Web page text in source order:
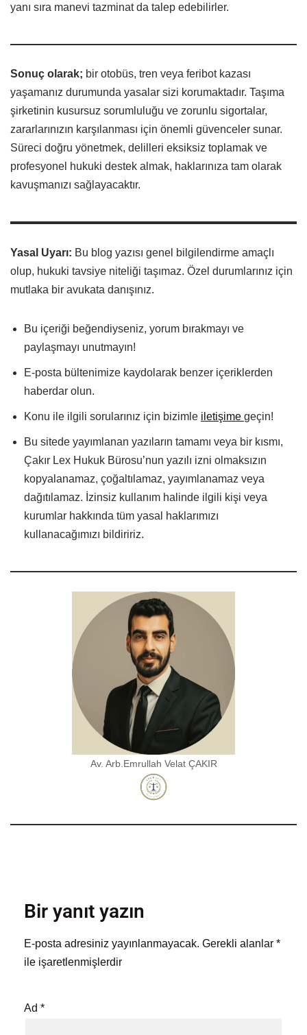
yanı sıra manevi tazminat da talep edebilirler.
Sonuç olarak; bir otobüs, tren veya feribot kazası
yaşamanız durumunda yasalar sizi korumaktadır. Taşıma
şirketinin kusursuz sorumluluğu ve zorunlu sigortalar,
zararlarınızın karşılanması için önemli güvenceler sunar.
Süreci doğru yönetmek, delilleri eksiksiz toplamak ve
profesyonel hukuki destek almak, haklarınıza tam olarak
kavuşmanızı sağlayacaktır.
Yasal Uyarı: Bu blog yazısı genel bilgilendirme amaçlı
olup, hukuki tavsiye niteliği taşımaz. Özel durumlarınız için
mutlaka bir avukata danışınız.
Bu içeriği beğendiyseniz, yorum bırakmayı ve
paylaşmayı unutmayın!
E-posta bültenimize kaydolarak benzer içeriklerden
haberdar olun.
Konu ile ilgili sorularınız için bizimle iletişime geçin!
Bu sitede yayımlanan yazıların tamamı veya bir kısmı,
Çakır Lex Hukuk Bürosu’nun yazılı izni olmaksızın
kopyalanamaz, çoğaltılamaz, yayımlanamaz veya
dağıtılamaz. İzinsiz kullanım halinde ilgili kişi veya
kurumlar hakkında tüm yasal haklarımızı
kullanacağımızı bildiririz.
Av. Arb.Emrullah Velat ÇAKIR
Bir yanıt yazın
E-posta adresiniz yayınlanmayacak. Gerekli alanlar *
ile işaretlenmişlerdir
Ad *